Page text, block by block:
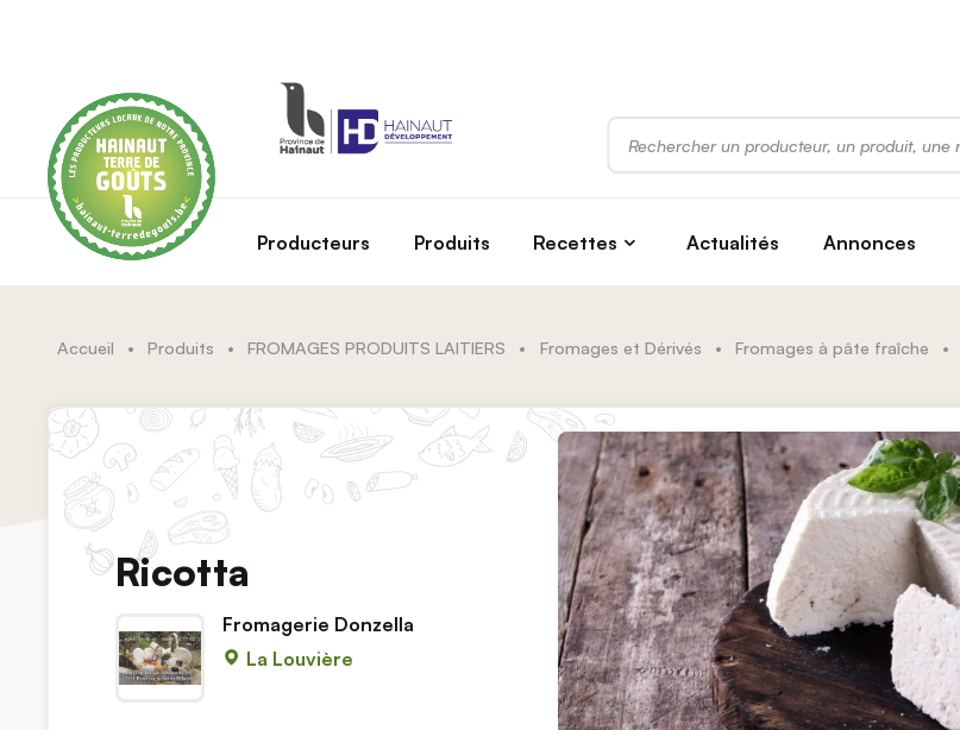
Rechercher
Producteurs Produits Recettes Actualités Annonces
Accueil • Produits • FROMAGES PRODUITS LAITIERS • Fromages et Dérivés • Fromages à pâte fraîche •
Ricotta
Fromagerie Donzella
La Louvière